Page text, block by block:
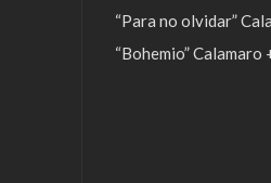
“Para no olvidar”
“Bohemio” Calamaro